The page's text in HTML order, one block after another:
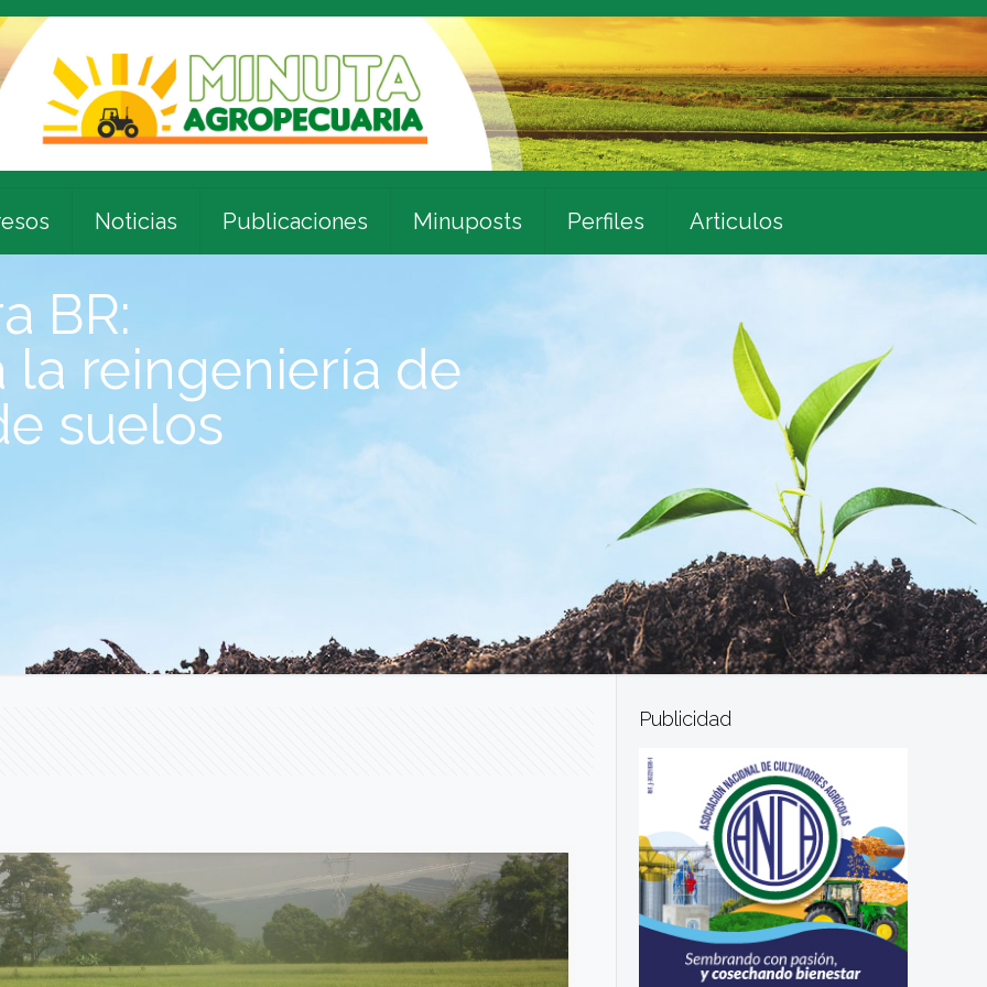
Noticias Publicaciones Minuposts Perfiles Articulos
BR:
reingeniería de
suelos
Publicidad